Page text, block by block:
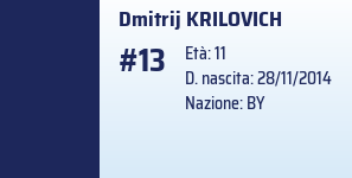
Dmitrij KRILOVICH
#13
Età: 11
D. nascita: 28/11/2014
Nazione: BY